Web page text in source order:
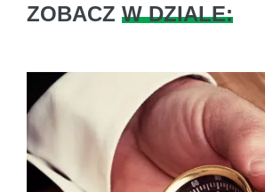
ZOBACZ W DZIALE: